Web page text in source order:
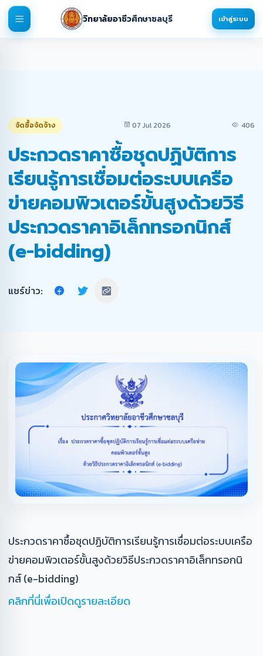
วิทยาลัยอาชีวศึกษาชลบุรี เข้าสู่ระบบ
จัดซื้อจัดจ้าง 07 Jul 2026 406
ประกวดราคาซื้อชุดปฏิบัติการ
เรียนรู้การเชื่อมต่อระบบเครือ
ข่ายคอมพิวเตอร์ขั้นสูงด้วยวิธี
ประกวดราคาอิเล็กทรอกนิกส์
(e-bidding)
แชร์ข่าว:
ประกวดราคาซื้อชุดปฏิบัติการเรียนรู้การเชื่อมต่อระบบเครือ
ข่ายคอมพิวเตอร์ขั้นสูงด้วยวิธีประกวดราคาอิเล็กทรอกนิ
กส์ (e-bidding)
คลิกที่นี่เพื่อเปิดดูรายละเอียด